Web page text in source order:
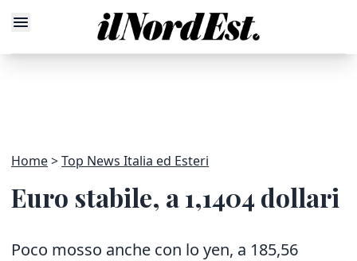
Home Top News Italia ed Esteri
Euro stabile, a 1,1404 dollari
Poco mosso anche con lo yen, a 185,56